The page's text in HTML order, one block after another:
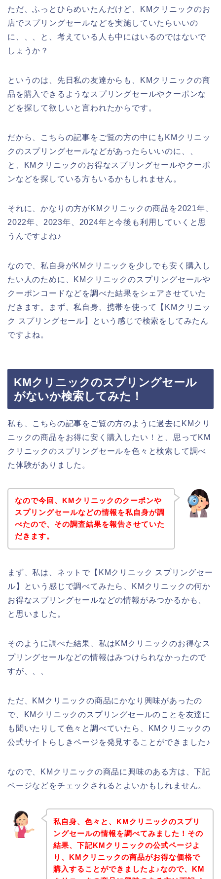
ただ、ふっとひらめいたんだけど、KMクリニックのお
店でスプリングセールなどを実施していたらいいの
に、、、と、考えている人も中にはいるのではないで
しょうか？
というのは、先日私の友達からも、KMクリニックの商
品を購入できるようなスプリングセールやクーポンな
どを探して欲しいと言われたからです。
だから、こちらの記事をご覧の方の中にもKMクリニッ
クのスプリングセールなどがあったらいいのに、、
と、KMクリニックのお得なスプリングセールやクーポ
ンなどを探している方もいるかもしれません。
それに、かなりの方がKMクリニックの商品を2021年、
2022年、2023年、2024年と今後も利用していくと思
うんですよね♪
なので、私自身がKMクリニックを少しでも安く購入し
たい人のために、KMクリニックのスプリングセールや
クーポンコードなどを調べた結果をシェアさせていた
だきます。まず、私自身、携帯を使って【KMクリニッ
ク スプリングセール】という感じで検索をしてみたん
ですよね。
KMクリニックのスプリングセール
がないか検索してみた！
私も、こちらの記事をご覧の方のように過去にKMクリ
ニックの商品をお得に安く購入したい！と、思ってKM
クリニックのスプリングセールを色々と検索して調べ
た体験がありました。
なので今回、KMクリニックのクーポンや
スプリングセールなどの情報を私自身が調
べたので、その調査結果を報告させていた
だきます。
まず、私は、ネットで【KMクリニック スプリングセー
ル】という感じで調べてみたら、KMクリニックの何か
お得なスプリングセールなどの情報がみつかるかも、
と思いました。
そのように調べた結果、私はKMクリニックのお得なス
プリングセールなどの情報はみつけられなかったので
すが、、、
ただ、KMクリニックの商品にかなり興味があったの
で、KMクリニックのスプリングセールのことを友達に
も聞いたりして色々と調べていたら、KMクリニックの
公式サイトらしきページを発見することができました♪
なので、KMクリニックの商品に興味のある方は、下記
ページなどをチェックされるとよいかもしれません。
私自身、色々と、KMクリニックのスプリ
ングセールの情報を調べてみました！その
結果、下記KMクリニックの公式ページよ
り、KMクリニックの商品がお得な価格で
購入することができましたよ♪なので、KM